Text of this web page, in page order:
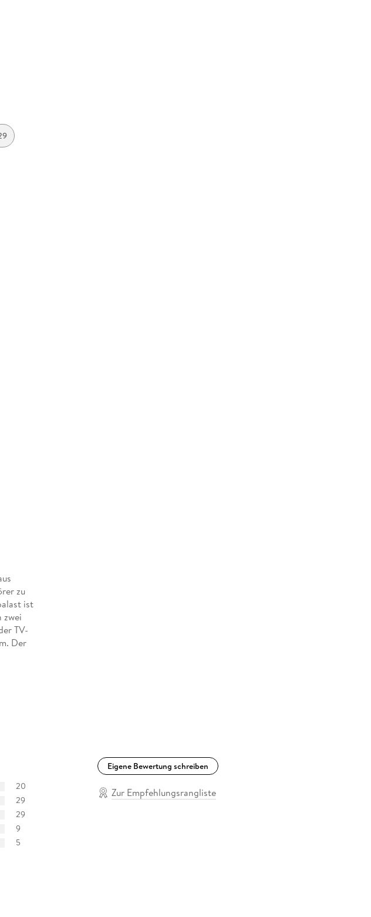
zu
ist
zwei
TV-
Der
20
29
29
9
5
Eigene Bewertung schreiben
Zur Empfehlungsrangliste